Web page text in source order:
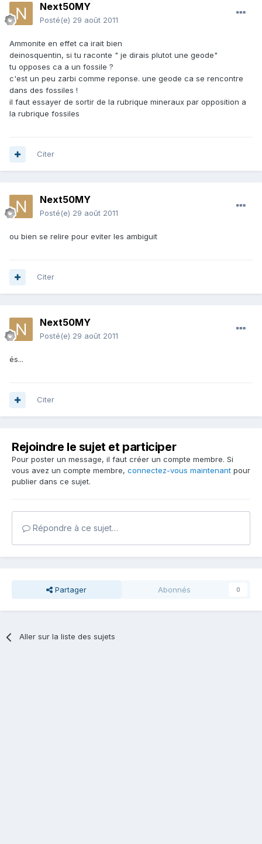
Next50MY
Posté(e) 29 août 2011
Ammonite en effet ca irait bien
deinosquentin, si tu raconte " je dirais plutot une geode"
tu opposes ca a un fossile ?
c'est un peu zarbi comme reponse. une geode ca se rencontre
dans des fossiles !
il faut essayer de sortir de la rubrique mineraux par opposition a
la rubrique fossiles
Citer
Next50MY
Posté(e) 29 août 2011
ou bien se relire pour eviter les ambiguit
Citer
Next50MY
Posté(e) 29 août 2011
és...
Citer
Rejoindre le sujet et participer
Pour poster un message, il faut créer un compte membre. Si
vous avez un compte membre, connectez-vous maintenant pour
publier dans ce sujet.
Répondre à ce sujet…
Partager Abonnés 0
Aller sur la liste des sujets